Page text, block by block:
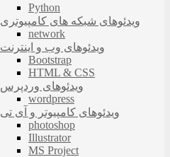
Python
ویدئوهای شبکه های کامپیوتری
network
ویدئوهای وب و اینترنت
Bootstrap
HTML & CSS
ویدئوهای وردپرس
wordpress
ویدئوهای کامپیوتر و آی تی
photoshop
Illustrator
MS Project